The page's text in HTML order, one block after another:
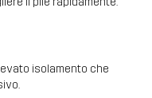
isolamento che